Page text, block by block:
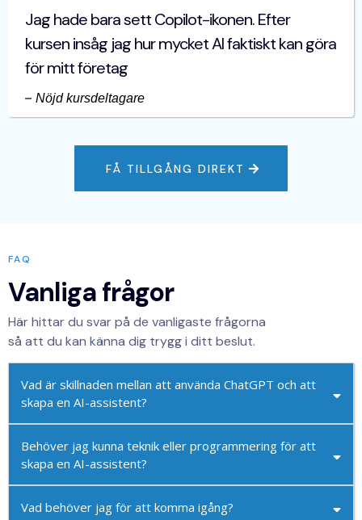
Jag hade bara sett Copilot-ikonen. Efter
kursen insåg jag hur mycket AI faktiskt kan göra
för mitt företag
– Nöjd kursdeltagare
FÅ TILLGÅNG DIREKT
FAQ
Vanliga frågor
Här hittar du svar på de vanligaste frågorna
så att du kan känna dig trygg i ditt beslut.
Vad är skillnaden mellan att använda ChatGPT och att
skapa en AI-assistent?
Behöver jag kunna teknik eller programmering för att
skapa en AI-assistent?
Vad behöver jag för att komma igång?